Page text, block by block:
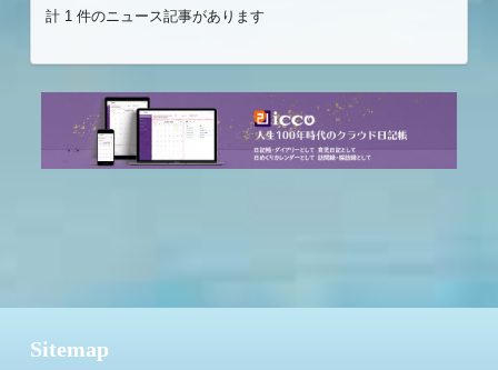
計 1 件のニュース記事があります
Sitemap